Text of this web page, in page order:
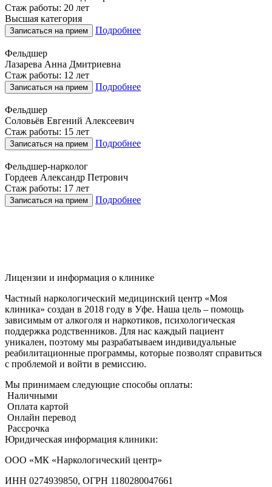
Стаж работы: 20 лет
Высшая категория
Записаться на прием Подробнее
Фельдшер
Лазарева Анна Дмитриевна
Стаж работы: 12 лет
Записаться на прием Подробнее
Фельдшер
Соловьёв Евгений Алексеевич
Стаж работы: 15 лет
Записаться на прием Подробнее
Фельдшер-нарколог
Гордеев Александр Петрович
Стаж работы: 17 лет
Записаться на прием Подробнее
Лицензии и информация о клинике
Частный наркологический медицинский центр «Моя
клиника» создан в 2018 году в Уфе. Наша цель – помощь
зависимым от алкоголя и наркотиков, психологическая
поддержка родственников. Для нас каждый пациент
уникален, поэтому мы разрабатываем индивидуальные
реабилитационные программы, которые позволят справиться
с проблемой и войти в ремиссию.
Мы принимаем следующие способы оплаты:
Наличными
Оплата картой
Онлайн перевод
Рассрочка
Юридическая информация клиники:
ООО «МК «Наркологический центр»
ИНН 0274939850, ОГРН 1180280047661